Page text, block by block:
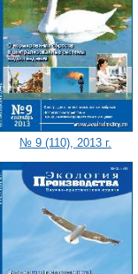
№ 9 (110), 2013 г.